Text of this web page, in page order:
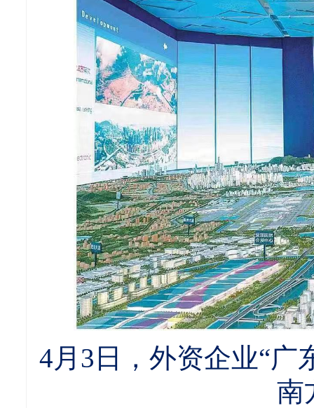
4月3日，外资企业“广
南